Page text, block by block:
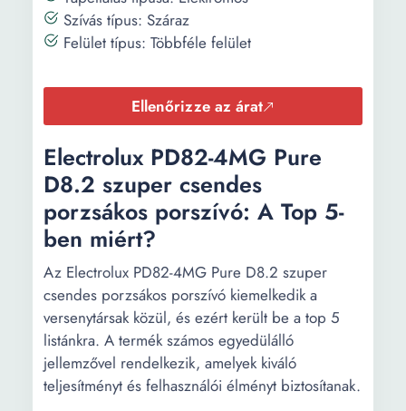
Szívás típus: Száraz
Felület típus: Többféle felület
Ellenőrizze az árat
Electrolux PD82-4MG Pure
D8.2 szuper csendes
porzsákos porszívó: A Top 5-
ben miért?
Az Electrolux PD82-4MG Pure D8.2 szuper
csendes porzsákos porszívó kiemelkedik a
versenytársak közül, és ezért került be a top 5
listánkra. A termék számos egyedülálló
jellemzővel rendelkezik, amelyek kiváló
teljesítményt és felhasználói élményt biztosítanak.